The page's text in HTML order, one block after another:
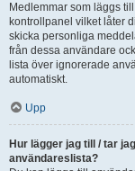
Medlemmar som läggs
kontrollpanel vilket låter
skicka personliga
från dessa användare
lista över ignorerade
automatiskt.
Upp
Hur lägger jag till / tar
användareslista?